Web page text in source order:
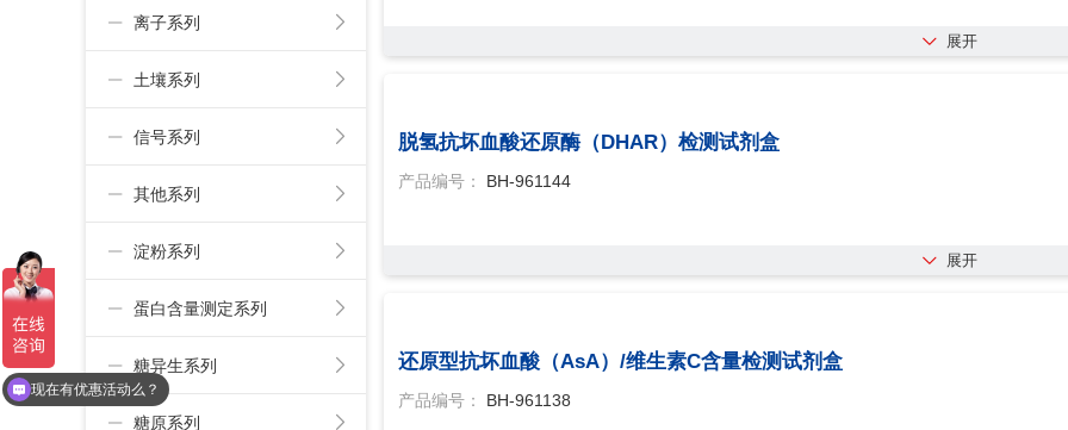
离子系列
土壤系列
信号系列
其他系列
淀粉系列
蛋白含量测定系列
糖异生系列
糖原系列
展开
脱氢抗坏血酸还原酶（DHAR）检测试剂盒
产品编号： BH-961144
展开
还原型抗坏血酸（AsA）/维生素C含量检测试剂盒
产品编号： BH-961138
可以介绍下你们的产品么？
现在有优惠活动么？